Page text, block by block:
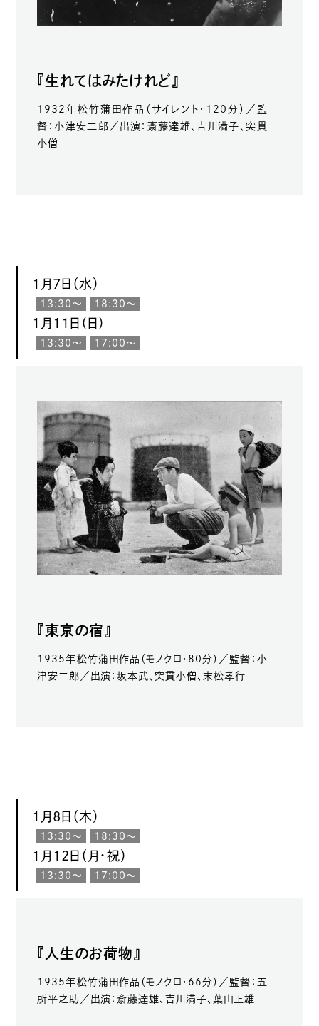
『生れてはみたけれど』
1932年松竹蒲田作品（サイレント・120分）／監
督：小津安二郎／出演：斎藤達雄、吉川満子、突貫
小僧
1月7日（水）
13:30〜 18:30〜
1月11日（日）
13:30〜 17:00〜
『東京の宿』
1935年松竹蒲田作品（モノクロ・80分）／監督：小
津安二郎／出演：坂本武、突貫小僧、末松孝行
1月8日（木）
13:30〜 18:30〜
1月12日（月・祝）
13:30〜 17:00〜
『人生のお荷物』
1935年松竹蒲田作品（モノクロ・66分）／監督：五
所平之助／出演：斎藤達雄、吉川満子、葉山正雄